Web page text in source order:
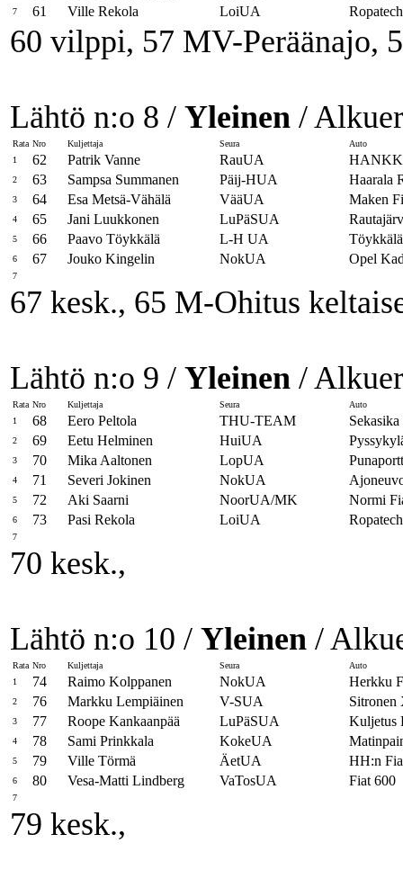
7 61 Ville Rekola LoiUA
60 vilppi, 57 MV-Peräänajo,
Lähtö n:o 8 / Yleinen /
Rata Nro Kuljettaja Seura
Auto
1
62 Patrik Vanne RauUA
2 63 Sampsa Summanen Päij-HUA Haarala
3 64 Esa Metsä-Vähälä VääUA Maken
4 65 Jani Luukkonen LuPäSUA
5 66 Paavo Töykkälä L-H UA
6 67 Jouko Kingelin NokUA Opel
7
67 kesk., 65 M-Ohitus
Lähtö n:o 9 / Yleinen /
Rata Nro Kuljettaja Seura
Auto
1
68 Eero Peltola THU-TEAM Sekasika
2 69 Eetu Helminen HuiUA
3 70 Mika Aaltonen LopUA
4 71 Severi Jokinen NokUA
5 72 Aki Saarni NoorUA/MK Normi
6 73 Pasi Rekola LoiUA
7
70 kesk.,
Lähtö n:o 10 / Yleinen /
Rata Nro Kuljettaja Seura
Auto
1
74 Raimo Kolppanen NokUA Herkku
2 76 Markku Lempiäinen V-SUA Sitronen
3 77 Roope Kankaanpää LuPäSUA Kuljetus
4 78 Sami Prinkkala KokeUA
5 79 Ville Törmä ÄetUA HH:n
6 80 Vesa-Matti Lindberg VaTosUA Fiat 600
7
79 kesk.,